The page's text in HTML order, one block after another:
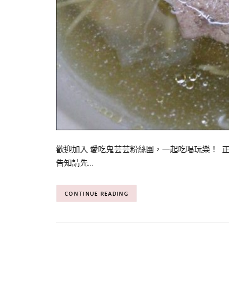
歡迎加入 愛吃鬼芸芸粉絲團，一起吃喝玩樂！
告知請先…
CONTINUE READING